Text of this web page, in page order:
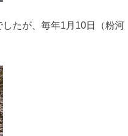
たが、毎年1月10日（粉河